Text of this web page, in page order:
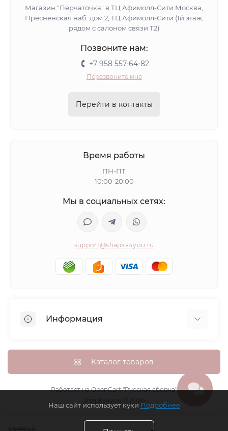
Магазин "Перчаточка" в ТЦ Афимолл-Сити Москва,
Пресненская наб. дом 2, ТЦ Афимолл-Сити (1й этаж,
рядом с салоном связи Т2)
Позвоните нам:
+7 958 557-64-82
Перезвоните мне
Перейти в контакты
Время работы
ПН-ПТ
10:00-20:00
Мы в социальных сетях:
support@shapka4you.ru
Информация
Доставка, оплата и бонусные баллы
Гарантия возврата
Политика конфиденциальности
Контакты
Каталог товаров
Работает наOpenCart "Русская сборка"
Наш сайт использует куки Подробнее